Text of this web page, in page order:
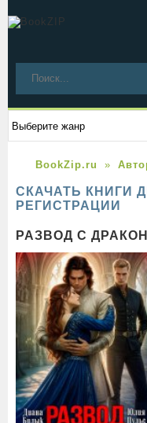
BookZip.ru
СКАЧАТЬ КНИГИ
РЕГИСТРАЦИИ
РАЗВОД С